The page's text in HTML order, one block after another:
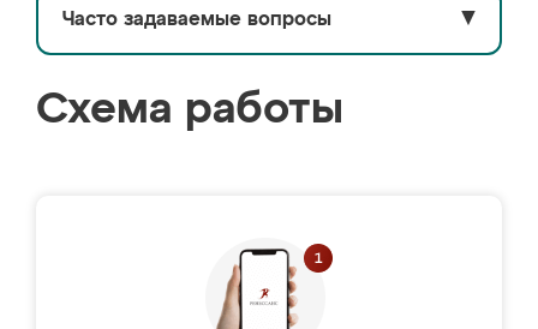
Часто задаваемые вопросы ▼
Схема работы